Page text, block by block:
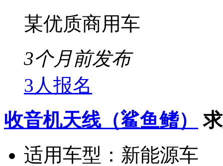
某优质商用车
3个月前发布
3人报名
收音机天线（鲨鱼鳍）
适用车型： 新能源车